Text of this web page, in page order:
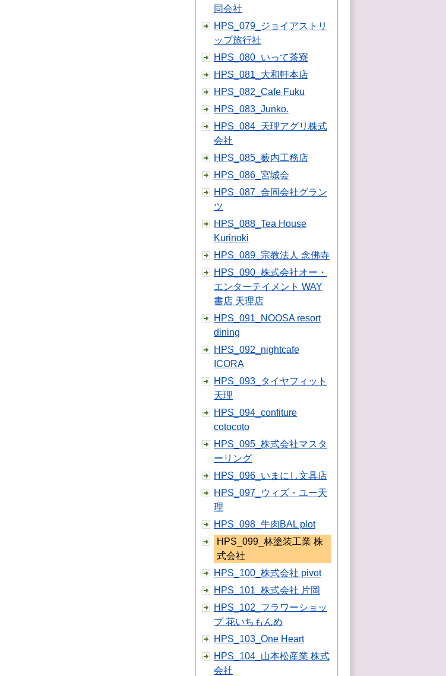
同会社
HPS_079_ジョイアストリ
ップ旅行社
HPS_080_いって茶寮
HPS_081_大和軒本店
HPS_082_Cafe Fuku
HPS_083_Junko.
HPS_084_天理アグリ株式
会社
HPS_085_薮内工務店
HPS_086_宮城会
HPS_087_合同会社グラン
ツ
HPS_088_Tea House
Kurinoki
HPS_089_宗教法人 念佛寺
HPS_090_株式会社オー・
エンターテイメント WAY
書店 天理店
HPS_091_NOOSA resort
dining
HPS_092_nightcafe
ICORA
HPS_093_タイヤフィット
天理
HPS_094_confiture
cotocoto
HPS_095_株式会社マスタ
ーリング
HPS_096_いまにし文具店
HPS_097_ウィズ・ユー天
理
HPS_098_牛肉BAL plot
HPS_099_林塗装工業 株
式会社
HPS_100_株式会社 pivot
HPS_101_株式会社 片岡
HPS_102_フラワーショッ
プ 花いちもんめ
HPS_103_One Heart
HPS_104_山本松産業 株式
会社